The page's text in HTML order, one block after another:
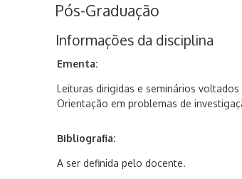
Pós-Graduação
Informações da disciplina
Ementa:
Leituras dirigidas e seminários
Orientação em problemas de
Bibliografia:
A ser definida pelo docente.